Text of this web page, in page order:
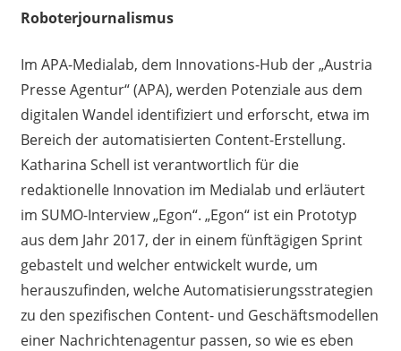
Roboterjournalismus
Im APA-Medialab, dem Innovations-Hub der „Austria
Presse Agentur“ (APA), werden Potenziale aus dem
digitalen Wandel identifiziert und erforscht, etwa im
Bereich der automatisierten Content-Erstellung.
Katharina Schell ist verantwortlich für die
redaktionelle Innovation im Medialab und erläutert
im SUMO-Interview „Egon“. „Egon“ ist ein Prototyp
aus dem Jahr 2017, der in einem fünftägigen Sprint
gebastelt und welcher entwickelt wurde, um
herauszufinden, welche Automatisierungsstrategien
zu den spezifischen Content- und Geschäftsmodellen
einer Nachrichtenagentur passen, so wie es eben